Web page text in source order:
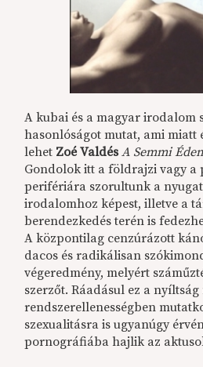
A kubai és a magyar irodalom
hasonlóságot mutat, ami miatt
lehet Zoé Valdés A Semmi
Gondolok itt a földrajzi vagy a
perifériára szorultunk a
irodalomhoz képest, illetve a
berendezkedés terén is
A központilag cenzúrázott
dacos és radikálisan
végeredmény, melyért
szerzőt. Ráadásul ez a
rendszerellenességben
szexualitásra is ugyanúgy
pornográfiába hajlik az